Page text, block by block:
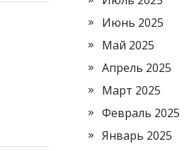
Июнь 2025
Май 2025
Апрель 2025
Март 2025
Февраль 2025
Январь 2025